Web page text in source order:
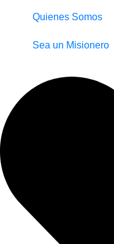
Quienes Somos
Sea un Misionero